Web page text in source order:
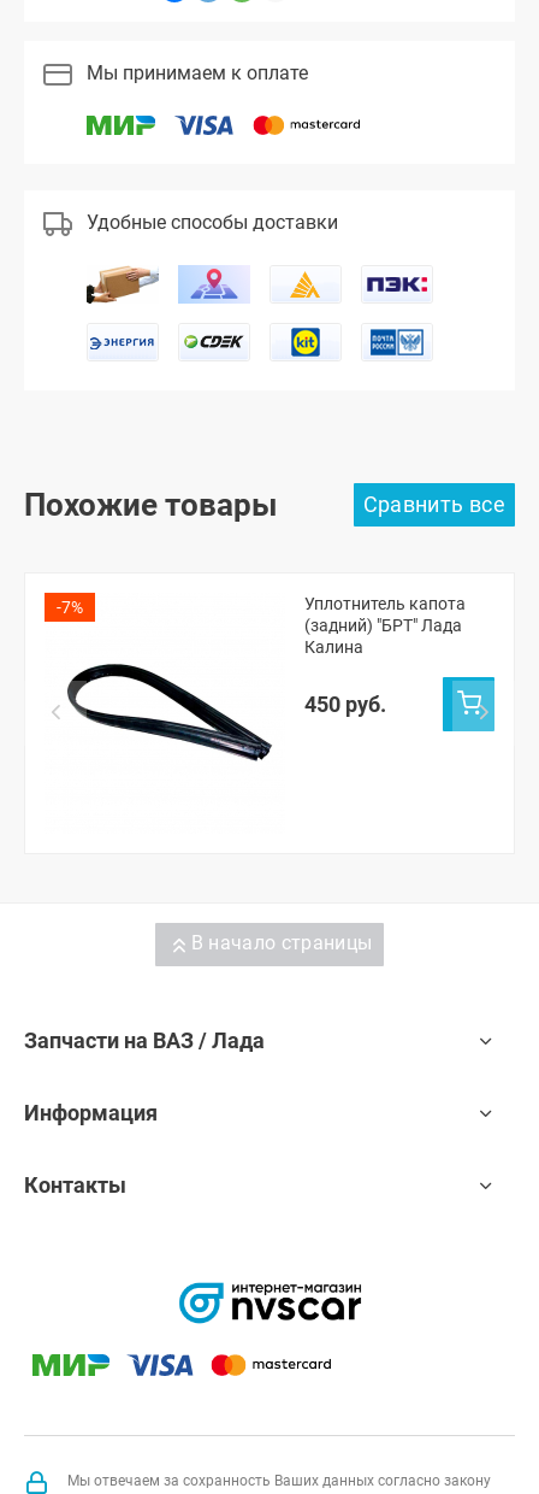
Мы принимаем к оплате
Удобные способы доставки
Похожие товары
-7%
Уплотнитель капота
(задний) "БРТ" Лада
Калина
450 руб.
В начало страницы
Запчасти на ВАЗ / Лада
Информация
Контакты
Мы отвечаем за сохранность Ваших данных согласно закону